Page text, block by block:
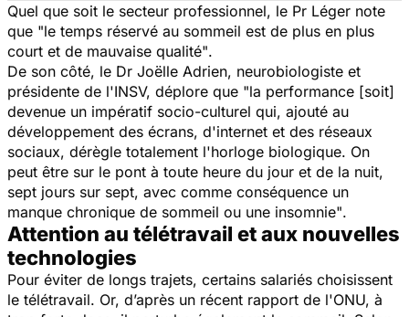
Quel que soit le secteur professionnel, le Pr Léger note
que "le temps réservé au sommeil est de plus en plus
court et de mauvaise qualité".
De son côté, le Dr Joëlle Adrien, neurobiologiste et
présidente de l'INSV, déplore que "la performance [soit]
devenue un impératif socio-culturel qui, ajouté au
développement des écrans, d'internet et des réseaux
sociaux, dérègle totalement l'horloge biologique. On
peut être sur le pont à toute heure du jour et de la nuit,
sept jours sur sept, avec comme conséquence un
manque chronique de sommeil ou une insomnie".
Attention au télétravail et aux nouvelles
technologies
Pour éviter de longs trajets, certains salariés choisissent
le télétravail. Or, d’après un récent rapport de l'ONU, à